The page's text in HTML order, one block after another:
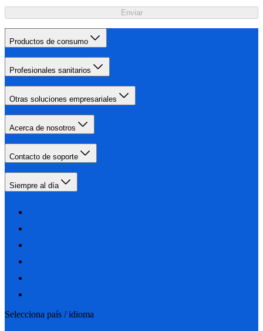
Enviar
Productos de consumo
Profesionales sanitarios
Otras soluciones empresariales
Acerca de nosotros
Contacto de soporte
Siempre al día
Selecciona país / idioma